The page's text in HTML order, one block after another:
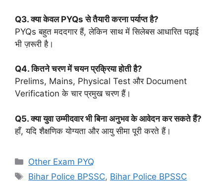
Q3. क्या केवल PYQs से तैयारी करना पर्याप्त है?
PYQs बहुत मददगार हैं, लेकिन साथ में सिलेबस आधारित पढ़ाई
भी ज़रूरी है।
Q4. कितने चरण में चयन प्रक्रिया होती है?
Prelims, Mains, Physical Test और Document
Verification के चार प्रमुख चरण हैं।
Q5. क्या युवा उम्मीदवार भी बिना अनुभव के आवेदन कर सकते हैं?
हाँ, यदि शैक्षणिक योग्यता और आयु सीमा पूरी करते हैं।
Categories
Other Exam PYQ
Tags
Bihar Police BPSSC, Bihar Police BPSSC